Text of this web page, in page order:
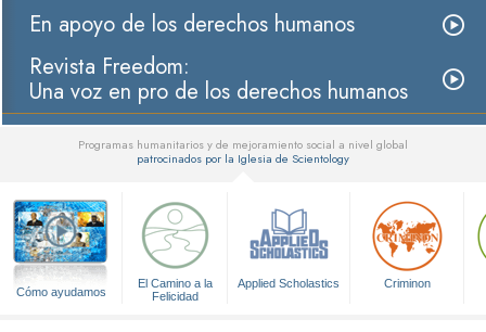
En apoyo de los derechos humanos
Revista Freedom:
Una voz en pro de los derechos humanos
Programas humanitarios y de mejoramiento social a nivel global
patrocinados por la Iglesia de Scientology
Cómo ayudamos
El Camino a la
Felicidad
Applied Scholastics Criminon